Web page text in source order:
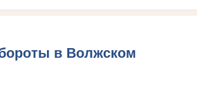
в Волжском